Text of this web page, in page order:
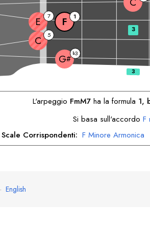
G#
b3
C 5
E
7 F 1
3
L'arpeggio FmM7 ha la formula 1,
Si basa sull'accordo F
Scale Corrispondenti: F Minore Armonica
E Persiano E
· English